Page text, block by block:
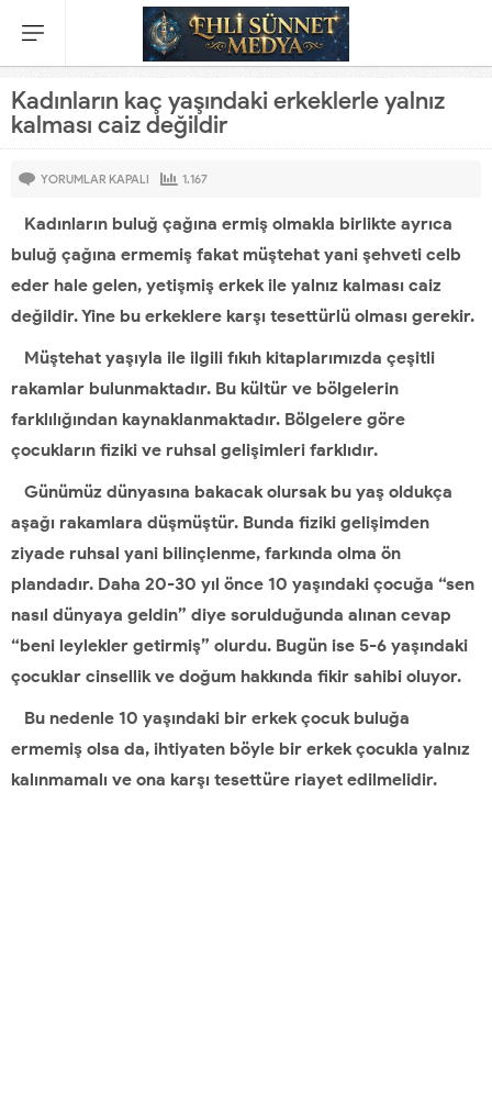
Kadınların kaç yaşındaki erkeklerle yalnız
kalması caiz değildir
YORUMLAR KAPALI 1.167
Kadınların buluğ çağına ermiş olmakla birlikte ayrıca
buluğ çağına ermemiş fakat müştehat yani şehveti celb
eder hale gelen, yetişmiş erkek ile yalnız kalması caiz
değildir. Yine bu erkeklere karşı tesettürlü olması gerekir.
Müştehat yaşıyla ile ilgili fıkıh kitaplarımızda çeşitli
rakamlar bulunmaktadır. Bu kültür ve bölgelerin
farklılığından kaynaklanmaktadır. Bölgelere göre
çocukların fiziki ve ruhsal gelişimleri farklıdır.
Günümüz dünyasına bakacak olursak bu yaş oldukça
aşağı rakamlara düşmüştür. Bunda fiziki gelişimden
ziyade ruhsal yani bilinçlenme, farkında olma ön
plandadır. Daha 20-30 yıl önce 10 yaşındaki çocuğa “sen
nasıl dünyaya geldin” diye sorulduğunda alınan cevap
“beni leylekler getirmiş” olurdu. Bugün ise 5-6 yaşındaki
çocuklar cinsellik ve doğum hakkında fikir sahibi oluyor.
Bu nedenle 10 yaşındaki bir erkek çocuk buluğa
ermemiş olsa da, ihtiyaten böyle bir erkek çocukla yalnız
kalınmamalı ve ona karşı tesettüre riayet edilmelidir.